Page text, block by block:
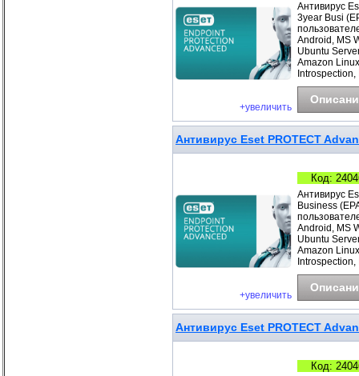
+увеличить
Антивирус
3year Busi
Android, MS
Ubuntu
Amazon
Антивирус Eset PROTECT
+увеличить
Код:
Антивирус
Business
Android, MS
Ubuntu
Amazon
Антивирус Eset PROTECT
Код: